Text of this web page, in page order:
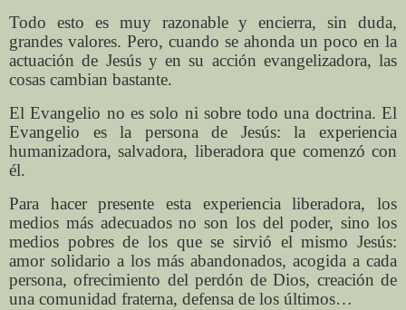
Todo esto es muy razonable y encierra, sin duda,
grandes valores. Pero, cuando se ahonda un poco en la
actuación de Jesús y en su acción evangelizadora, las
cosas cambian bastante.
El Evangelio no es solo ni sobre todo una doctrina. El
Evangelio es la persona de Jesús: la experiencia
humanizadora, salvadora, liberadora que comenzó con
él.
Para hacer presente esta experiencia liberadora, los
medios más adecuados no son los del poder, sino los
medios pobres de los que se sirvió el mismo Jesús:
amor solidario a los más abandonados, acogida a cada
persona, ofrecimiento del perdón de Dios, creación de
una comunidad fraterna, defensa de los últimos…